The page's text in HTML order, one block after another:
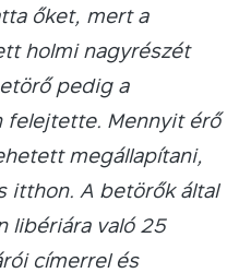
őket, mert a
holmi nagyrészét
pedig a
felejtette. Mennyit érő
megállapítani,
itthon. A betörők által
libériára való 25
címerrel és